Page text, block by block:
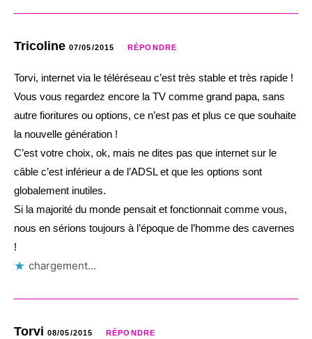
Tricoline 07/05/2015 RÉPONDRE
Torvi, internet via le téléréseau c’est très stable et très rapide !
Vous vous regardez encore la TV comme grand papa, sans
autre fioritures ou options, ce n’est pas et plus ce que souhaite
la nouvelle génération !
C’est votre choix, ok, mais ne dites pas que internet sur le
câble c’est inférieur a de l’ADSL et que les options sont
globalement inutiles.
Si la majorité du monde pensait et fonctionnait comme vous,
nous en sérions toujours à l’époque de l’homme des cavernes
!
chargement…
Torvi 08/05/2015 RÉPONDRE